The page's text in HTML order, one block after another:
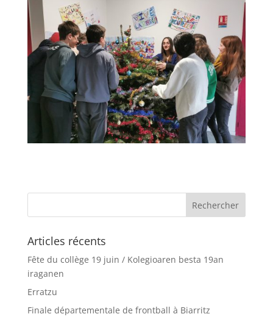
Articles récents
Fête du collège 19 juin / Kolegioaren besta 19an
iraganen
Erratzu
Finale départementale de frontball à Biarritz